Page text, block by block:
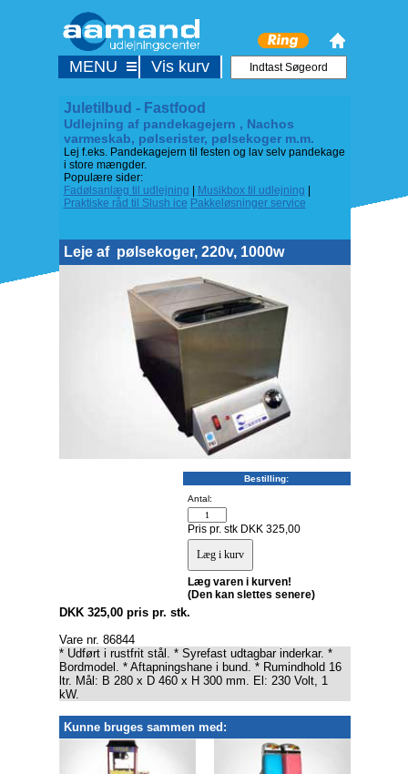
Juletilbud - Fastfood
Udlejning af pandekagejern , Nachos
varmeskab, pølserister, pølsekoger m.m.
Lej f.eks. Pandekagejern til festen og lav selv pandekage
i store mængder.
Populære sider:
Fadølsanlæg til udlejning
Musikbox til udlejning
Praktiske råd til Slush ice Pakkeløsninger service
Leje af pølsekoger, 220v, 1000w
Bestilling:
Antal:
Pris pr. stk DKK 325,00
Læg varen i kurven!
(Den kan slettes senere)
DKK 325,00 pris pr. stk.
Vare nr. 86844
* Udført i rustfrit stål. * Syrefast udtagbar inderkar. *
Bordmodel. * Aftapningshane i bund. * Rumindhold 16
ltr. Mål: B 280 x D 460 x H 300 mm. El: 230 Volt, 1
kW.
Kunne bruges sammen med:
MENU Vis kurv